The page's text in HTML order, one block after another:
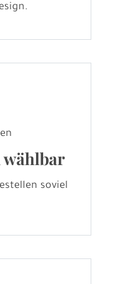
soviel